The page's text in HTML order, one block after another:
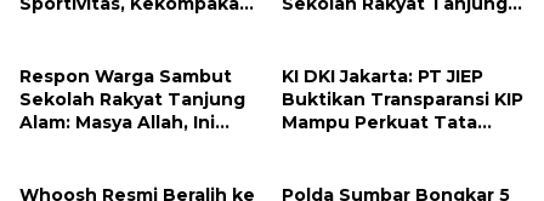
Respon Warga Sambut
Sekolah Rakyat Tanjung
Alam: Masya Allah, Ini
KI DKI Jakarta: PT JIEP
Buktikan Transparansi KIP
Mampu Perkuat Tata
Whoosh Resmi Beralih ke
Polda Sumbar Bongkar 5